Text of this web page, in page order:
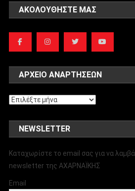
ΑΚΟΛΟΥΘΉΣΤΕ ΜΑΣ
ΑΡΧΕΊΟ ΑΝΑΡΤΉΣΕΩΝ
Αρχείο
NEWSLETTER
Καταχωρίστε το email σας για να
newsletter της ΑΧΑΡΝΑΪΚΗΣ
Email